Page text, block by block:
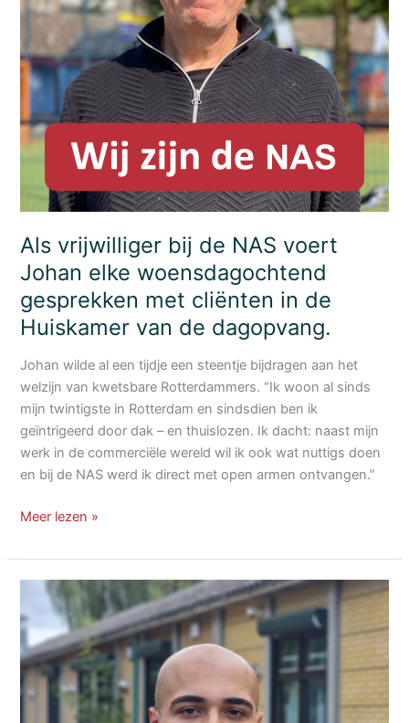
Als vrijwilliger bij de NAS voert
Johan elke woensdagochtend
gesprekken met cliënten in de
Huiskamer van de dagopvang.
Johan wilde al een tijdje een steentje bijdragen aan het
welzijn van kwetsbare Rotterdammers. “Ik woon al sinds
mijn twintigste in Rotterdam en sindsdien ben ik
geïntrigeerd door dak – en thuislozen. Ik dacht: naast mijn
werk in de commerciële wereld wil ik ook wat nuttigs doen
en bij de NAS werd ik direct met open armen ontvangen.”
Als
bij
de
voert
Johan
elke
woensdagochtend
gesprekken
Meer lezen »